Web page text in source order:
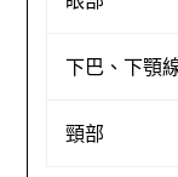
下巴、下顎
頸部